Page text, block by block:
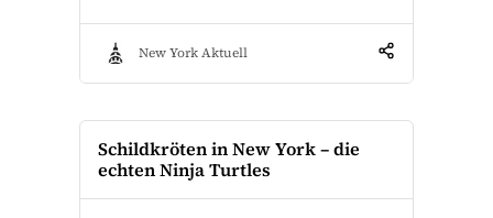
New York Aktuell
Schildkröten in New York – die
echten Ninja Turtles